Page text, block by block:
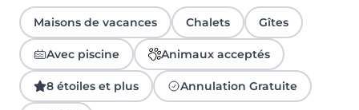
Maisons de vacances Chalets Gîtes
Avec piscine Animaux acceptés
8 étoiles et plus Annulation Gratuite